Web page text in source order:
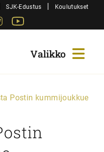
SJK-Edustus | Koulutukset
Twitter
Postin kummijoukkue